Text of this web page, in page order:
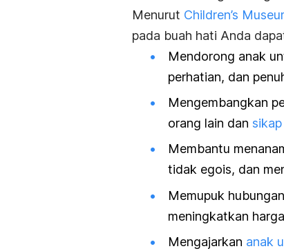
Menurut Children’s
pada buah hati Anda
Mendorong anak
perhatian, dan
Mengembangkan
orang lain dan
Membantu
tidak egois, dan
Memupuk
meningkatkan
Mengajarkan anak